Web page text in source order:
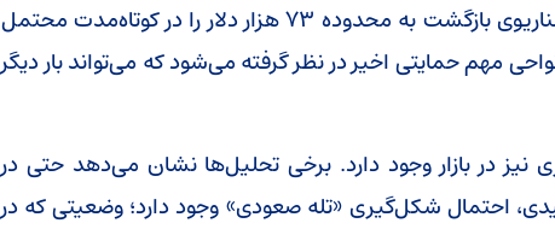
بر همین اساس، برخی تحلیلگران سناریوی بازگشت به محدوده ۷۳ هزار دلار را در کوتاه‌مدت محتمل
مهم حمایتی اخیر در نظر گرفته می‌شود که می‌تواند بار دیگر
نیز در بازار وجود دارد. برخی تحلیل‌ها نشان می‌دهد حتی در
احتمال شکل‌گیری «تله صعودی» وجود دارد؛ وضعیتی که در